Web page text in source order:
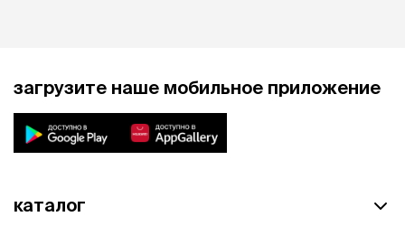
загрузите наше мобильное приложение
каталог